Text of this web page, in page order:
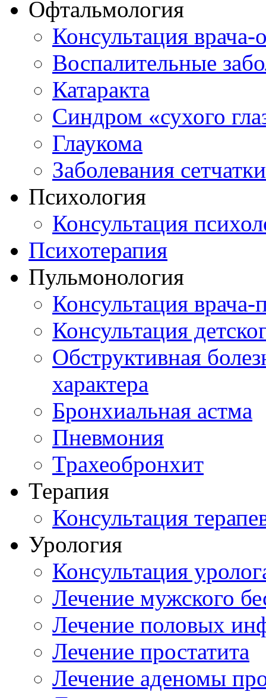
Офтальмология
Консультация врача-
Воспалительные
Катаракта
Синдром «сухого
Глаукома
Заболевания сетчатки
Психология
Консультация
Психотерапия
Пульмонология
Консультация врача-
Консультация
Обструктивная
характера
Бронхиальная астма
Пневмония
Трахеобронхит
Терапия
Консультация
Урология
Консультация
Лечение мужского
Лечение половых
Лечение простатита
Лечение аденомы